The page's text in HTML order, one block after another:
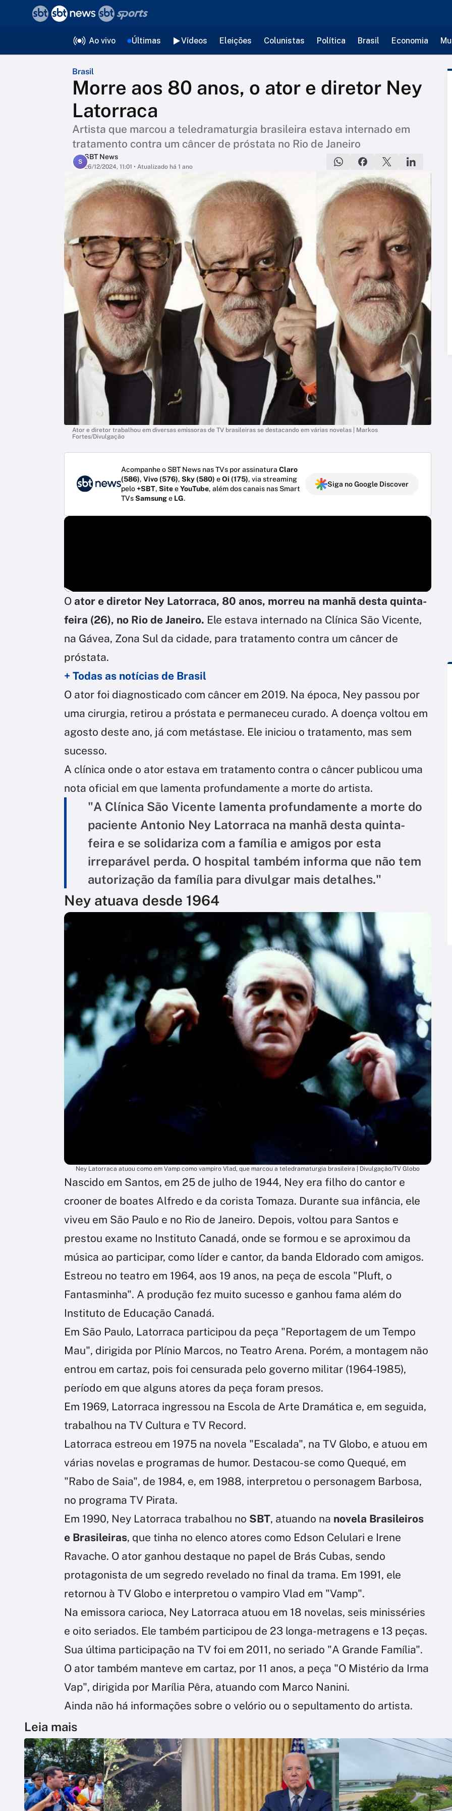
Ao vivo Últimas Vídeos Eleições Colunistas Política Brasil Economia
Brasil
Morre aos 80 anos, o ator e diretor Ney
Latorraca
Artista que marcou a teledramaturgia brasileira estava internado em
tratamento contra um câncer de próstata no Rio de Janeiro
S
SBT News
26/12/2024, 11:01 • Atualizado há 1 ano
Ator e diretor trabalhou em diversas emissoras de TV brasileiras se destacando em várias novelas | Markos
Fortes/Divulgação
Acompanhe o SBT News nas TVs por assinatura Claro
(586), Vivo (576), Sky (580) eOi (175), via streaming
pelo+SBT, SiteeYouTube, além dos canais nas Smart
TVsSamsunge LG.
Siga no Google Discover
O ator e diretor Ney Latorraca, 80 anos, morreu na manhã desta quinta-
feira (26), no Rio de Janeiro. Ele estava internado na Clínica São Vicente,
na Gávea, Zona Sul da cidade, para tratamento contra um câncer de
próstata.
+ Todas as notícias de Brasil
O ator foi diagnosticado com câncer em 2019. Na época, Ney passou por
uma cirurgia, retirou a próstata e permaneceu curado. A doença voltou em
agosto deste ano, já com metástase. Ele iniciou o tratamento, mas sem
sucesso.
A clínica onde o ator estava em tratamento contra o câncer publicou uma
nota oficial em que lamenta profundamente a morte do artista.
"A Clínica São Vicente lamenta profundamente a morte do
paciente Antonio Ney Latorraca na manhã desta quinta-
feira e se solidariza com a família e amigos por esta
irreparável perda. O hospital também informa que não tem
autorização da família para divulgar mais detalhes."
Ney atuava desde 1964
Ney Latorraca atuou como em Vamp como vampiro Vlad, que marcou a teledramaturgia brasileira | Divulgação/TV Globo
Nascido em Santos, em 25 de julho de 1944, Ney era filho do cantor e
crooner de boates Alfredo e da corista Tomaza. Durante sua infância, ele
viveu em São Paulo e no Rio de Janeiro. Depois, voltou para Santos e
prestou exame no Instituto Canadá, onde se formou e se aproximou da
música ao participar, como líder e cantor, da banda Eldorado com amigos.
Estreou no teatro em 1964, aos 19 anos, na peça de escola "Pluft, o
Fantasminha". A produção fez muito sucesso e ganhou fama além do
Instituto de Educação Canadá.
Em São Paulo, Latorraca participou da peça "Reportagem de um Tempo
Mau", dirigida por Plínio Marcos, no Teatro Arena. Porém, a montagem não
entrou em cartaz, pois foi censurada pelo governo militar (1964-1985),
período em que alguns atores da peça foram presos.
Em 1969, Latorraca ingressou na Escola de Arte Dramática e, em seguida,
trabalhou na TV Cultura e TV Record.
Latorraca estreou em 1975 na novela "Escalada", na TV Globo, e atuou em
várias novelas e programas de humor. Destacou-se como Quequé, em
"Rabo de Saia", de 1984, e, em 1988, interpretou o personagem Barbosa,
no programa TV Pirata.
Em 1990, Ney Latorraca trabalhou no SBT, atuando na novela Brasileiros
e Brasileiras, que tinha no elenco atores como Edson Celulari e Irene
Ravache. O ator ganhou destaque no papel de Brás Cubas, sendo
protagonista de um segredo revelado no final da trama. Em 1991, ele
retornou à TV Globo e interpretou o vampiro Vlad em "Vamp".
Na emissora carioca, Ney Latorraca atuou em 18 novelas, seis minisséries
e oito seriados. Ele também participou de 23 longa-metragens e 13 peças.
Sua última participação na TV foi em 2011, no seriado "A Grande Família".
O ator também manteve em cartaz, por 11 anos, a peça "O Mistério da Irma
Vap", dirigida por Marília Pêra, atuando com Marco Nanini.
Ainda não há informações sobre o velório ou o sepultamento do artista.
Leia mais
voltar
Editorias